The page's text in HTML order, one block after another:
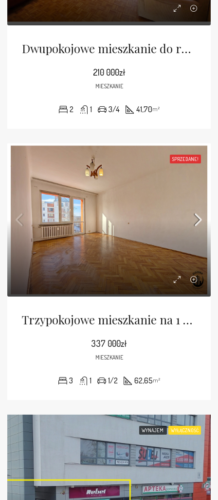
Dwupokojowe mieszkanie do remontu
210 000zł
MIESZKANIE
2 1 3/4 41,70m²
SPRZEDANE!
Trzypokojowe mieszkanie na 1 piętrze
337 000zł
MIESZKANIE
3 1 1/2 62,65m²
WYNAJEM WYŁĄCZNOŚĆ